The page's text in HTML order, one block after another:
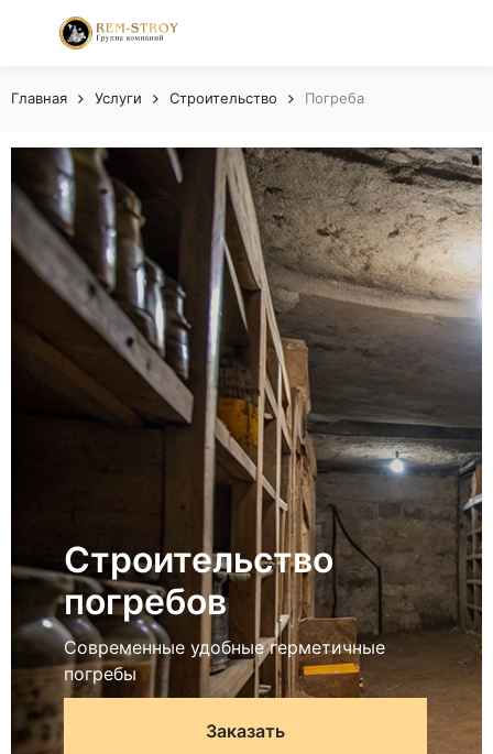
Главная Услуги Строительство Погреба
Строительство
погребов
Современные удобные герметичные
погребы
Заказать